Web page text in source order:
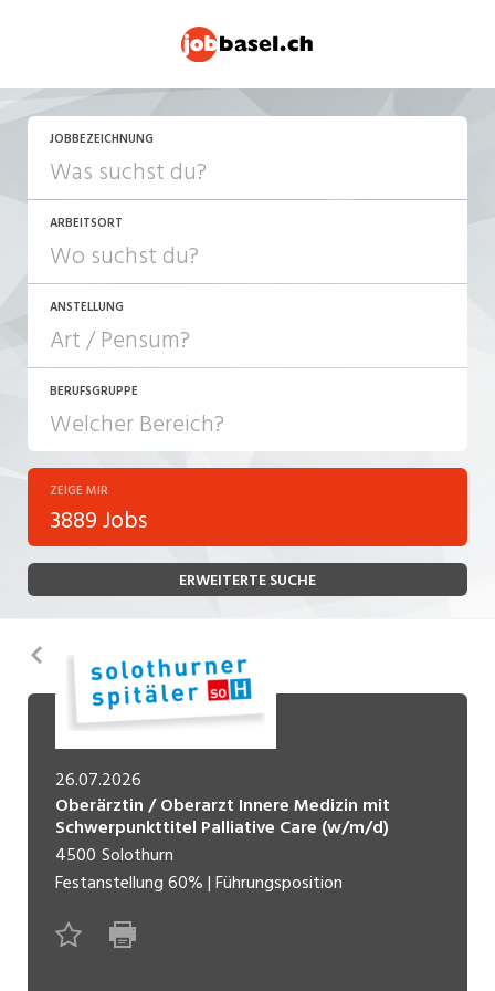
JOBBEZEICHNUNG
ARBEITSORT
ANSTELLUNG
JOB-TYP
Festanstellung
Temporär (befristet)
Lehrstelle
Ferienjob
POSITION
Führungsposition
Management / Kader
BERUFSGRUPPE
Bank, Versicherung
Bau, Handwerk, Elektro
Bildung, Kunst, Design, Soziale Berufe, Sport
Consulting, Human Resources
Einkauf, Logistik, Transport, Verkehr
Engineering, Technik, Architektur
Finanzen, Controlling, Treuhand, Recht
Gartenbau, Landwirtschaft, Forstwirtschaft
Lebensmittel
ZEIGE MIR
3889 Jobs
ERWEITERTE SUCHE
Zurück
26.07.2026
Oberärztin / Oberarzt Innere Medizin mit
Schwerpunkttitel Palliative Care (w/m/d)
4500 Solothurn
Festanstellung60%|Führungsposition